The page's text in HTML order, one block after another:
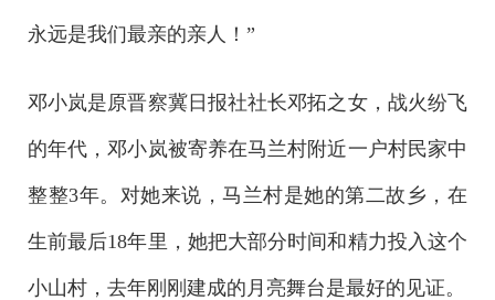
永远是我们最亲的亲人！”
邓小岚是原晋察冀日报社社长邓拓之女，战火纷飞
的年代，邓小岚被寄养在马兰村附近一户村民家中
整整3年。对她来说，马兰村是她的第二故乡，在
生前最后18年里，她把大部分时间和精力投入这个
小山村，去年刚刚建成的月亮舞台是最好的见证。